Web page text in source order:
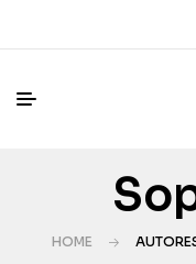
HOME